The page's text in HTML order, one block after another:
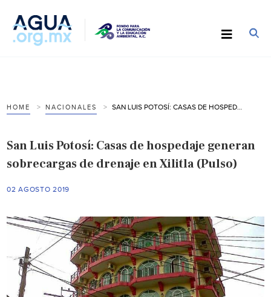
HOME NACIONALES
San Luis Potosí: Casas de hospedaje generan
sobrecargas de drenaje en Xilitla (Pulso)
02 AGOSTO 2019